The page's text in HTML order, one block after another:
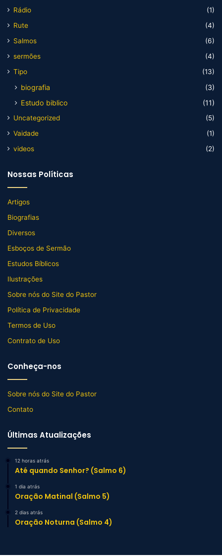
Rádio
(1)
Rute
(4)
Salmos
(6)
sermões
(4)
Tipo
(13)
biografia
(3)
Estudo biblico
(11)
Uncategorized
(5)
Vaidade
(1)
videos
(2)
Nossas Políticas
Artigos
Biografias
Diversos
Esboços de Sermão
Estudos Bíblicos
Ilustrações
Sobre nós do Site do Pastor
Política de Privacidade
Termos de Uso
Contrato de Uso
Conheça-nos
Sobre nós do Site do Pastor
Contato
Últimas Atualizações
12 horas atrás
Até quando Senhor? (Salmo 6)
1 dia atrás
Oração Matinal (Salmo 5)
2 dias atrás
Oração Noturna (Salmo 4)